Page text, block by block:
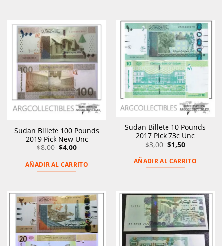
Sudan Billete 100 Pounds
2019 Pick New Unc
$8,00 El
precio
era:
$8,00.
$4,00El
es:
$4,00.
AÑADIR AL CARRITO
Sudan Billete 10 Pounds
2017 Pick 73c Unc
$3,00 El
precio
original
era:
$3,00.
$1,50El
precio
actual
es:
$1,50.
AÑADIR AL CARRITO